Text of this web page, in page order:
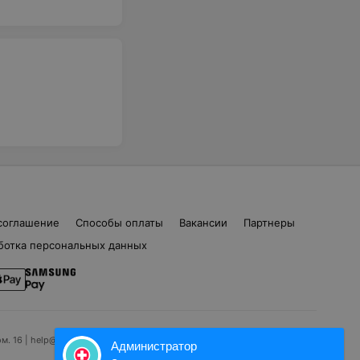
Способы оплаты Вакансии
Партнеры
персональных данных
16 | help@103.by Администратор